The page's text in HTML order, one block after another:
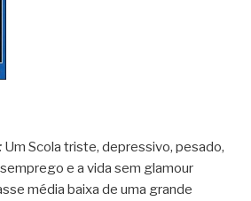
5.0 stars
Um Scola triste, depressivo, pesado,
e a vida sem glamour
média baixa de uma grande